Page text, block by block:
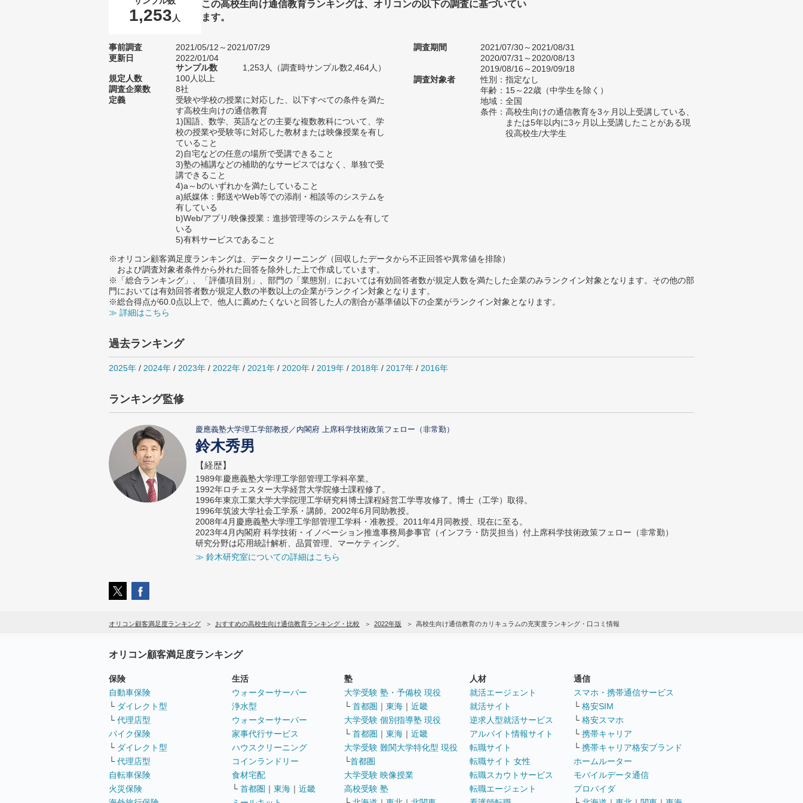
1,253 人
この高校生向け通信教育ランキングは、オリコンの以下の調査に基づいてい
ます。
事前調査
2021/05/12～2021/07/29
更新日
2022/01/04
サンプル数
1,253人（調査時サンプル数2,464人）
規定人数
100人以上
調査企業数
8社
定義
受験や学校の授業に対応した、以下すべての条件を満た
す高校生向けの通信教育
1)国語、数学、英語などの主要な複数教科について、学
校の授業や受験等に対応した教材または映像授業を有し
ていること
2)自宅などの任意の場所で受講できること
3)塾の補講などの補助的なサービスではなく、単独で受
講できること
4)a～bのいずれかを満たしていること
a)紙媒体：郵送やWeb等での添削・相談等のシステムを
有している
b)Web/アプリ/映像授業：進捗管理等のシステムを有して
いる
5)有料サービスであること
調査期間
2021/07/30～2021/08/31
2020/07/31～2020/08/13
2019/08/16～2019/09/18
調査対象者
性別：指定なし
年齢：15～22歳（中学生を除く）
地域：全国
条件：高校生向けの通信教育を3ヶ月以上受講している、
または5年以内に3ヶ月以上受講したことがある現
役高校生/大学生
※オリコン顧客満足度ランキングは、データクリーニング（回収したデータから不正回答や異常値を排除）
および調査対象者条件から外れた回答を除外した上で作成しています。
※「総合ランキング」、「評価項目別」、部門の「業態別」においては有効回答者数が規定人数を満たした企業のみランクイン対象となります。その他の部
門においては有効回答者数が規定人数の半数以上の企業がランクイン対象となります。
※総合得点が60.0点以上で、他人に薦めたくないと回答した人の割合が基準値以下の企業がランクイン対象となります。
≫ 詳細はこちら
過去ランキング
2025年 / 2024年 / 2023年 / 2022年 / 2021年 / 2020年 / 2019年 / 2018年 / 2017年 / 2016年
ランキング監修
慶應義塾大学理工学部教授／内閣府 上席科学技術政策フェロー（非常勤）
鈴木秀男
【経歴】
1989年慶應義塾大学理工学部管理工学科卒業。
1992年ロチェスター大学経営大学院修士課程修了。
1996年東京工業大学大学院理工学研究科博士課程経営工学専攻修了。博士（工学）取得。
1996年筑波大学社会工学系・講師。2002年6月同助教授。
2008年4月慶應義塾大学理工学部管理工学科・准教授。2011年4月同教授、現在に至る。
2023年4月内閣府 科学技術・イノベーション推進事務局参事官（インフラ・防災担当）付上席科学技術政策フェロー（非常勤）
研究分野は応用統計解析、品質管理、マーケティング。
≫ 鈴木研究室についての詳細はこちら
オリコン顧客満足度ランキング おすすめの高校生向け通信教育ランキング・比較 2022年版 高校生向け通信教育のカリキュラムの充実度ランキング・口コミ情報
オリコン顧客満足度ランキング
保険
自動車保険
└ ダイレクト型
└ 代理店型
バイク保険
└ ダイレクト型
└ 代理店型
自転車保険
火災保険
生活
ウォーターサーバー
浄水型
ウォーターサーバー
家事代行サービス
ハウスクリーニング
コインランドリー
食材宅配
└ 首都圏 ｜ 東海 ｜ 近畿
塾
大学受験 塾・予備校 現役
└ 首都圏 ｜ 東海 ｜ 近畿
大学受験 個別指導塾 現役
└ 首都圏 ｜ 東海 ｜ 近畿
大学受験 難関大学特化型 現役
└首都圏
大学受験 映像授業
高校受験 塾
人材
就活エージェント
就活サイト
逆求人型就活サービス
アルバイト情報サイト
転職サイト
転職サイト 女性
転職スカウトサービス
転職エージェント
通信
スマホ・携帯通信サービス
└ 格安SIM
└ 格安スマホ
└ 携帯キャリア
└ 携帯キャリア格安ブランド
ホームルーター
モバイルデータ通信
プロバイダ